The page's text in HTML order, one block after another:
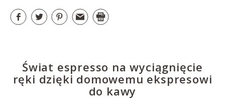
Świat espresso na wyciągnięcie
ręki dzięki domowemu ekspresowi
do kawy